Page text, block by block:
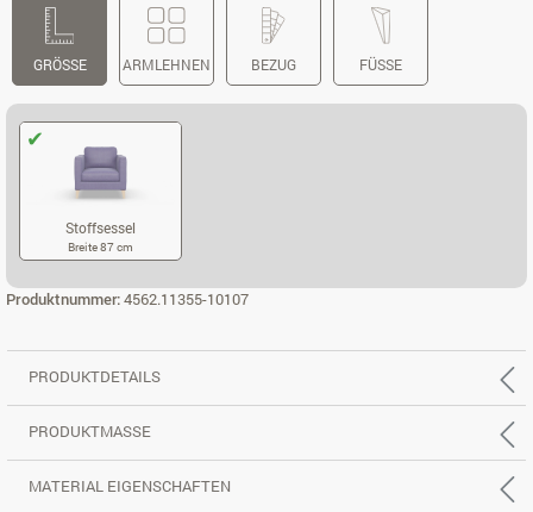
GRÖSSE ARMLEHNEN BEZUG FÜSSE
Stoffsessel
Breite 87 cm
Produktnummer:4562.11355-10107
PRODUKTDETAILS
PRODUKTMASSE
MATERIAL EIGENSCHAFTEN